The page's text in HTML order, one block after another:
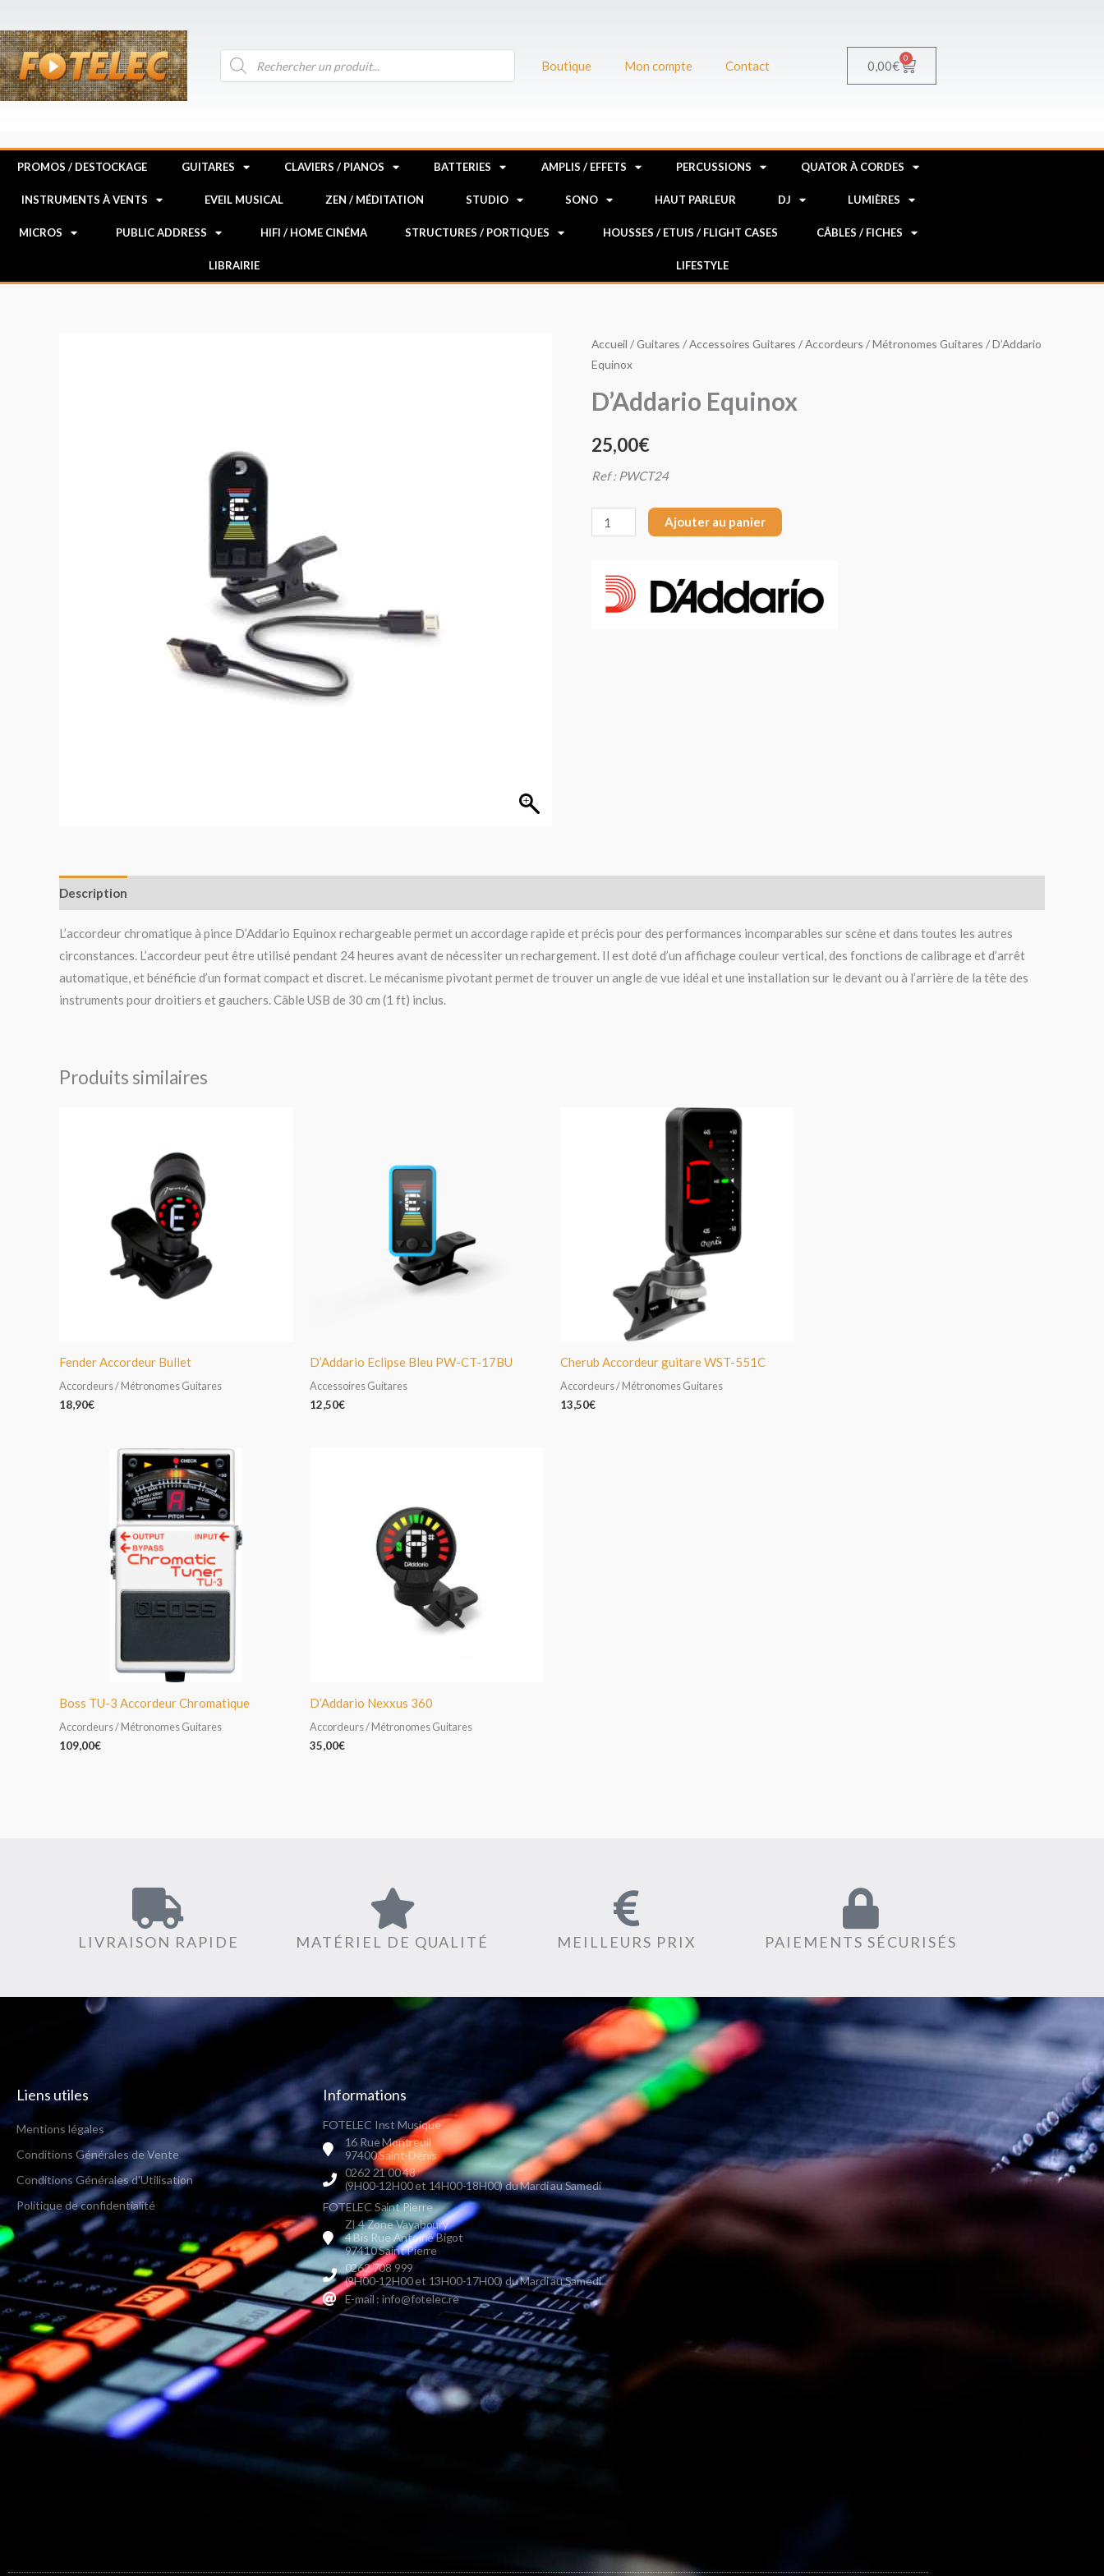
au
contenu
Recherche
de
produits
Boutique Mon compte Contact 0,00€
0
Panier
PROMOS / DESTOCKAGE GUITARES CLAVIERS / PIANOS BATTERIES AMPLIS / EFFETS PERCUSSIONS QUATOR À CORDES
INSTRUMENTS À VENTS EVEIL MUSICAL ZEN / MÉDITATION STUDIO SONO HAUT PARLEUR DJ LUMIÈRES
MICROS PUBLIC ADDRESS HIFI / HOME CINÉMA STRUCTURES / PORTIQUES HOUSSES / ETUIS / FLIGHT CASES CÂBLES / FICHES
LIBRAIRIE LIFESTYLE
Accueil /Guitares /Accessoires Guitares /Accordeurs / Métronomes Guitares / D’Addario
Equinox
D’Addario Equinox
25,00€
Ref : PWCT24
quantité
de
D'Addario
Equinox
Ajouter au panier
Description
L’accordeur chromatique à pince D’Addario Equinox rechargeable permet un accordage rapide et précis pour des performances incomparables sur scène et dans toutes les autres
circonstances. L’accordeur peut être utilisé pendant 24 heures avant de nécessiter un rechargement. Il est doté d’un affichage couleur vertical, des fonctions de calibrage et d’arrêt
automatique, et bénéficie d’un format compact et discret. Le mécanisme pivotant permet de trouver un angle de vue idéal et une installation sur le devant ou à l’arrière de la tête des
instruments pour droitiers et gauchers. Câble USB de 30 cm (1 ft) inclus.
Produits similaires
Fender Accordeur Bullet
Accordeurs / Métronomes Guitares
18,90€
D’Addario Eclipse Bleu PW-CT-17BU
Accessoires Guitares
12,50€
Cherub Accordeur guitare WST-551C
Accordeurs / Métronomes Guitares
13,50€
Boss TU-3 Accordeur Chromatique
Accordeurs / Métronomes Guitares
109,00€
D’Addario Nexxus 360
Accordeurs / Métronomes Guitares
35,00€
LIVRAISON RAPIDE MATÉRIEL DE QUALITÉ MEILLEURS PRIX PAIEMENTS SÉCURISÉS
Liens utiles
Mentions légales
Conditions Générales de Vente
Conditions Générales d'Utilisation
Politique de confidentialité
Informations
FOTELEC Inst Musique
16 Rue Montreuil
97400 Saint-Denis
0262 21 00 48
(9H00-12H00 et 14H00-18H00) du Mardi au Samedi
FOTELEC Saint Pierre
ZI 4 Zone Vayaboury
4 Bis Rue Antoine Bigot
97410 Saint Pierre
0262 708 999
(9H00-12H00 et 13H00-17H00) du Mardi au Samedi
E-mail : info@fotelec.re